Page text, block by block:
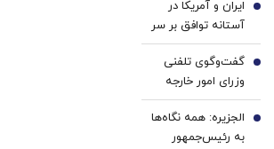
است که بارها تکرار
شده است
ایران
ایران و آمریکا در
آستانه توافق بر سر
تنگه هرمز؟ | 3
هدف مذاکرات با
میانجی‌گری عمان |
مذاکره مستقیم
محتمل است؟
3
گفت‌وگوی تلفنی
وزرای امور خارجه
ایران و موریتانی
4
الجزیره: همه نگاه‌ها
به رئیس‌جمهور
5